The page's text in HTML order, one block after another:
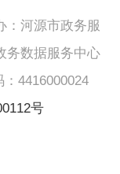
：河源市政务服
务数据服务中心
：4416000024
号